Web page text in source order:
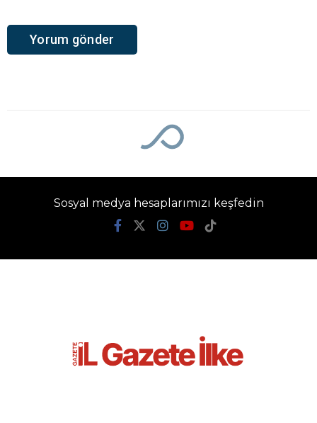
Sosyal medya hesaplarımızı keşfedin